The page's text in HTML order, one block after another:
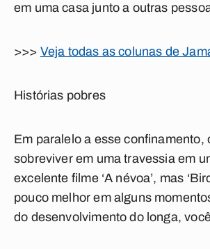
em uma casa junto a outras
>>> Veja todas as colunas de
Histórias pobres
Em paralelo a esse
sobreviver em uma travessia em
excelente filme ‘A névoa’, mas
pouco melhor em alguns
do desenvolvimento do longa,